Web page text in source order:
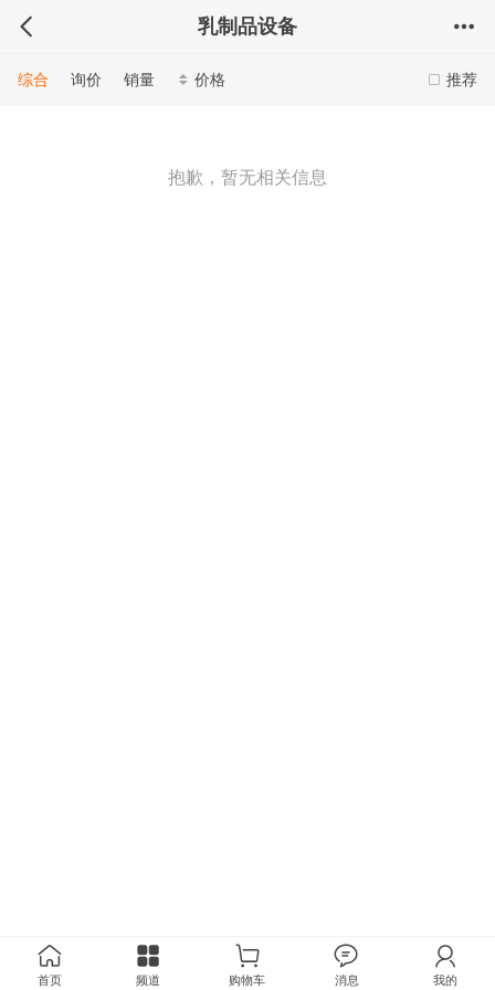
乳制品设备
推荐
综合 询价 销量 价格
抱歉，暂无相关信息
首页 频道 购物车 消息 我的